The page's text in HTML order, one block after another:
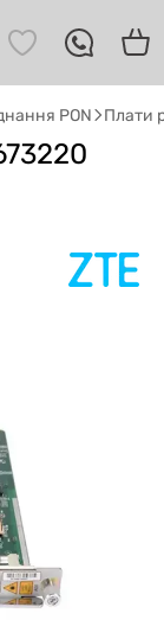
PON Плати